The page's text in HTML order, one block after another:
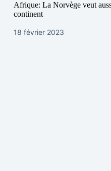
Afrique: La Norvège veut
continent
18 février 2023